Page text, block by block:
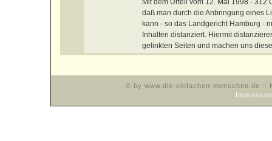
daß man durch die Anbringung eines
kann - so das Landgericht Hamburg -
Inhalten distanziert. Hiermit
gelinkten Seiten und machen uns
© by www.die-einfachen-menschen.de ::